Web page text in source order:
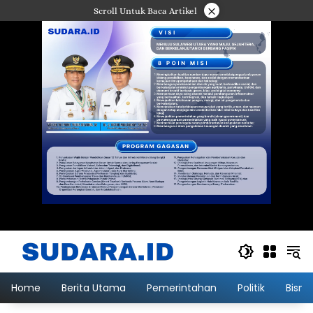
ke
Scroll Untuk Baca Artikel ×
Home Berita Utama Pemerintahan Politik